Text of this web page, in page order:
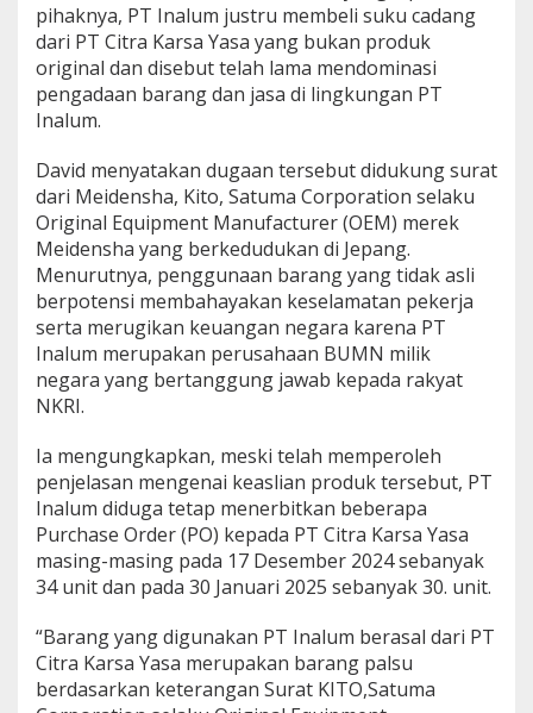
pihaknya, PT Inalum justru membeli suku cadang
dari PT Citra Karsa Yasa yang bukan produk
original dan disebut telah lama mendominasi
pengadaan barang dan jasa di lingkungan PT
Inalum.
David menyatakan dugaan tersebut didukung surat
dari Meidensha, Kito, Satuma Corporation selaku
Original Equipment Manufacturer (OEM) merek
Meidensha yang berkedudukan di Jepang.
Menurutnya, penggunaan barang yang tidak asli
berpotensi membahayakan keselamatan pekerja
serta merugikan keuangan negara karena PT
Inalum merupakan perusahaan BUMN milik
negara yang bertanggung jawab kepada rakyat
NKRI.
Ia mengungkapkan, meski telah memperoleh
penjelasan mengenai keaslian produk tersebut, PT
Inalum diduga tetap menerbitkan beberapa
Purchase Order (PO) kepada PT Citra Karsa Yasa
masing-masing pada 17 Desember 2024 sebanyak
34 unit dan pada 30 Januari 2025 sebanyak 30. unit.
“Barang yang digunakan PT Inalum berasal dari PT
Citra Karsa Yasa merupakan barang palsu
berdasarkan keterangan Surat KITO,Satuma